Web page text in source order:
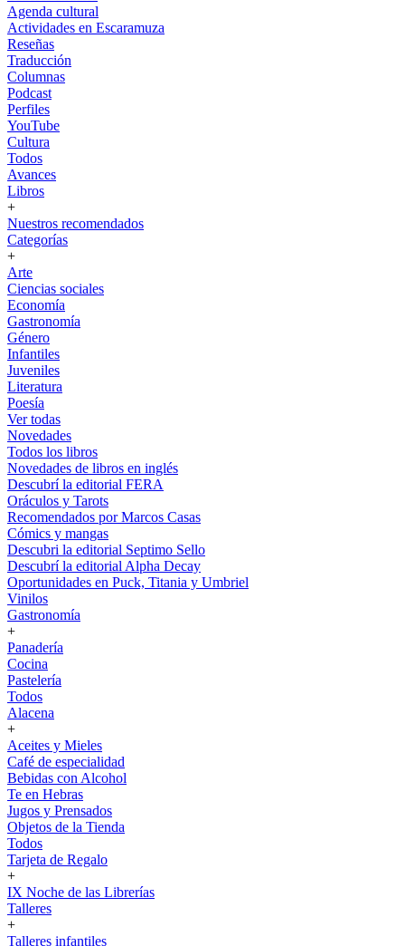
Agenda cultural
Actividades en Escaramuza
Reseñas
Traducción
Columnas
Podcast
Perfiles
YouTube
Cultura
Todos
Avances
Libros
+
Nuestros recomendados
Categorías
+
Arte
Ciencias sociales
Economía
Gastronomía
Género
Infantiles
Juveniles
Literatura
Poesía
Ver todas
Novedades
Todos los libros
Novedades de libros en inglés
Descubrí la editorial FERA
Oráculos y Tarots
Recomendados por Marcos Casas
Cómics y mangas
Descubri la editorial Septimo Sello
Descubrí la editorial Alpha Decay
Oportunidades en Puck, Titania y Umbriel
Vinilos
Gastronomía
+
Panadería
Cocina
Pastelería
Todos
Alacena
+
Aceites y Mieles
Café de especialidad
Bebidas con Alcohol
Te en Hebras
Jugos y Prensados
Objetos de la Tienda
Todos
Tarjeta de Regalo
+
IX Noche de las Librerías
Talleres
+
Talleres infantiles